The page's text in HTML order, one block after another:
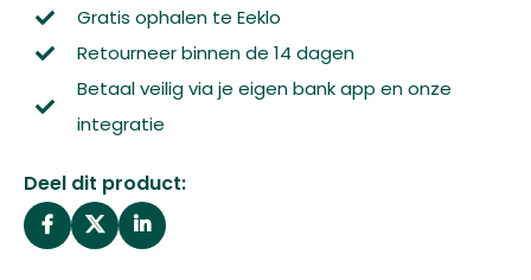
Gratis ophalen te Eeklo
Retourneer binnen de 14 dagen
Betaal veilig via je eigen bank app en onze
integratie
Deel dit product: